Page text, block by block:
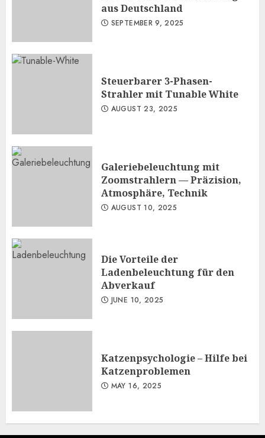
aus Deutschland
SEPTEMBER 9, 2025
Steuerbarer 3-Phasen-
Strahler mit Tunable White
AUGUST 23, 2025
Galeriebeleuchtung mit
Zoomstrahlern — Präzision,
Atmosphäre, Technik
AUGUST 10, 2025
Die Vorteile der
Ladenbeleuchtung für den
Abverkauf
JUNE 10, 2025
Katzenpsychologie – Hilfe bei
Katzenproblemen
MAY 16, 2025